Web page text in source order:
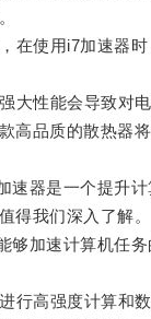
使用i7加速器时
性能会导致对电
高品质的散热器
器是一个提升计
得我们深入了解。
加速计算机任务
高强度计算和数